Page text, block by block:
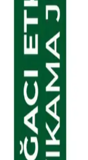
Karşıtı
Bakım
yaşlanma
ciltler için uygun
Adaçayı
Uygun Bir